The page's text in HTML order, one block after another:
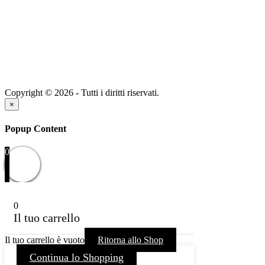
Copyright © 2026 - Tutti i diritti riservati.
×
Popup Content
0
0
Il tuo carrello
Il tuo carrello è vuoto Ritorna allo Shop
Continua lo Shopping